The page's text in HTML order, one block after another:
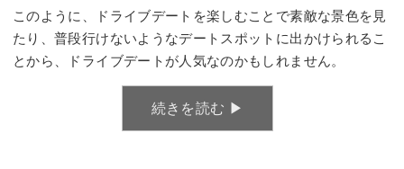
このように、ドライブデートを楽しむことで素敵な景色を見
たり、普段行けないようなデートスポットに出かけられるこ
とから、ドライブデートが人気なのかもしれません。
続きを読む ▶︎